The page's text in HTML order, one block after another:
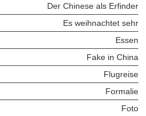
Der Chinese als Erfinder
Es weihnachtet sehr
Essen
Fake in China
Flugreise
Formalie
Foto